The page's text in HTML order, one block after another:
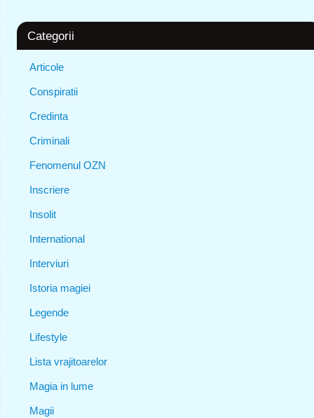
Categorii
Articole
Conspiratii
Credinta
Criminali
Fenomenul OZN
Inscriere
Insolit
International
Interviuri
Istoria magiei
Legende
Lifestyle
Lista vrajitoarelor
Magia in lume
Magii